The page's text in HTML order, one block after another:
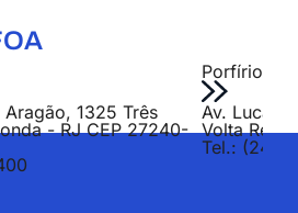
1325 Três
- RJ CEP 27240-
Porfírio
Av. Lucas
Volta
Tel.: (24)